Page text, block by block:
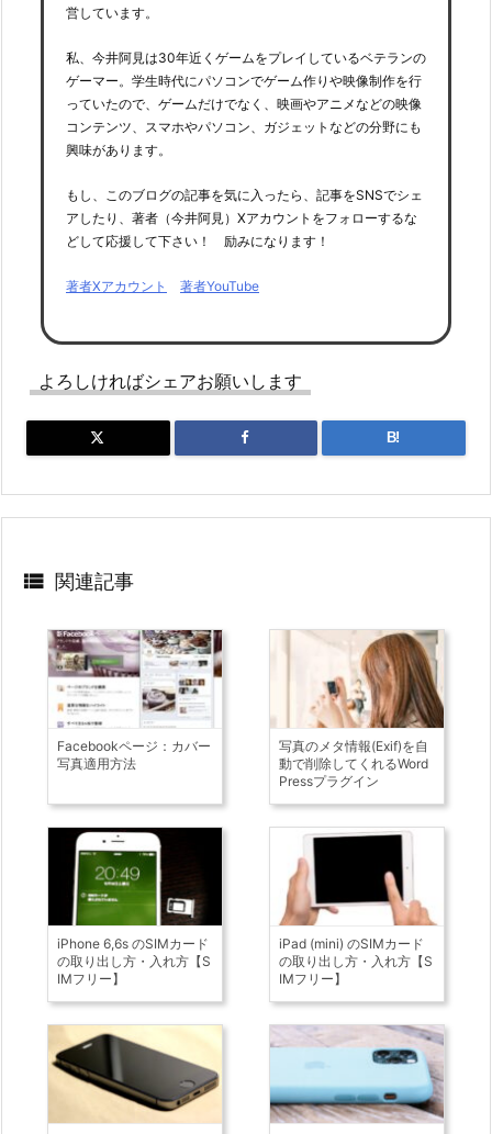
営しています。
私、今井阿見は30年近くゲームをプレイしているベテランの
ゲーマー。学生時代にパソコンでゲーム作りや映像制作を行
っていたので、ゲームだけでなく、映画やアニメなどの映像
コンテンツ、スマホやパソコン、ガジェットなどの分野にも
興味があります。
もし、このブログの記事を気に入ったら、記事をSNSでシェ
アしたり、著者（今井阿見）Xアカウントをフォローするな
どして応援して下さい！ 励みになります！
著者Xアカウント 著者YouTube
よろしければシェアお願いします
B!
 関連記事
Facebookページ：カバー
写真適用方法
写真のメタ情報(Exif)を自
動で削除してくれるWord
Pressプラグイン
iPhone 6,6s のSIMカード
の取り出し方・入れ方【S
IMフリー】
iPad (mini) のSIMカード
の取り出し方・入れ方【S
IMフリー】